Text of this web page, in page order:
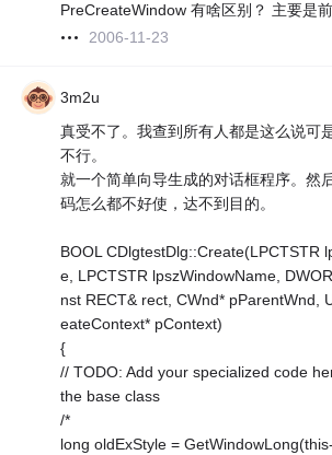
PreCreateWindow 有啥区别？ 主要是
2006-11-23
3m2u
真受不了。我查到所有人都是这么说可
不行。
就一个简单向导生成的对话框程序。然
码怎么都不好使，达不到目的。
BOOL CDlgtestDlg::Create(LPCTSTR
e, LPCTSTR lpszWindowName,
nst RECT& rect, CWnd* pParentWnd,
eateContext* pContext)
{
// TODO: Add your specialized code
the base class
/*
long oldExStyle =